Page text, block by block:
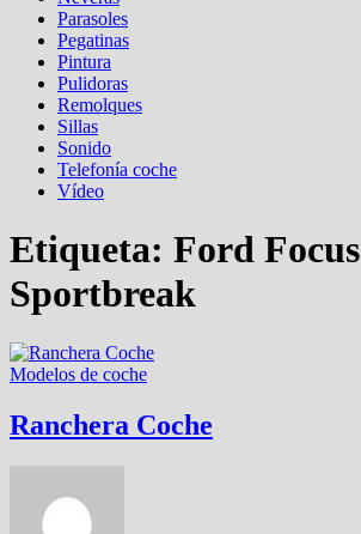
Parasoles
Pegatinas
Pintura
Pulidoras
Remolques
Sillas
Sonido
Telefonía coche
Vídeo
Etiqueta: Ford Focus
Sportbreak
Modelos de coche
Ranchera Coche